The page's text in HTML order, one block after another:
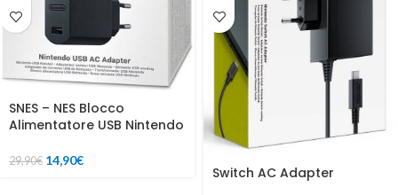
SNES – NES Blocco
Alimentatore USB Nintendo
29,90€ 14,90€
Switch AC Adapter